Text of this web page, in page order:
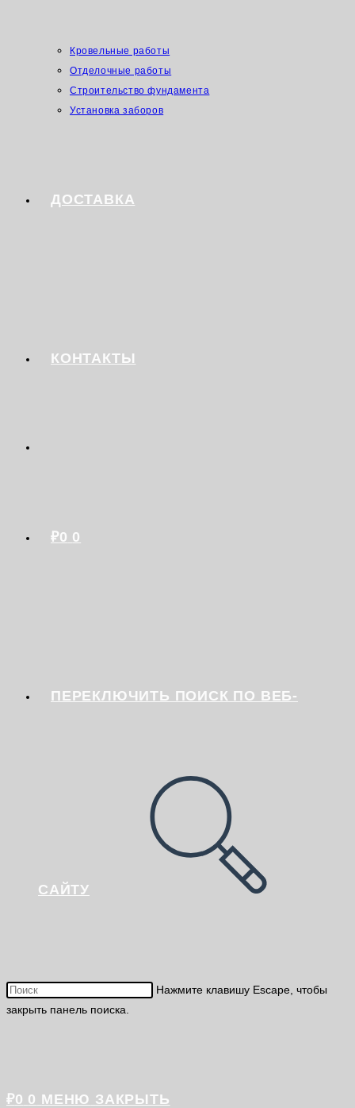
Кровельные работы
Отделочные работы
Строительство фундамента
Установка заборов
ДОСТАВКА
КОНТАКТЫ
₽0 0
ПЕРЕКЛЮЧИТЬ ПОИСК ПО ВЕБ-
САЙТУ
Нажмите клавишу Escape, чтобы
закрыть панель поиска.
₽0 0 МЕНЮ ЗАКРЫТЬ